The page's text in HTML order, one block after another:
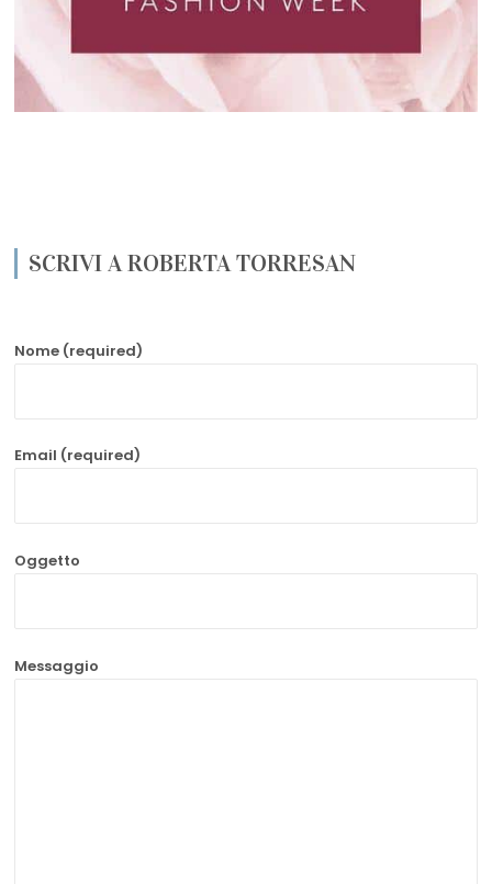
SCRIVI A ROBERTA TORRESAN
Nome (required)
Email (required)
Oggetto
Messaggio